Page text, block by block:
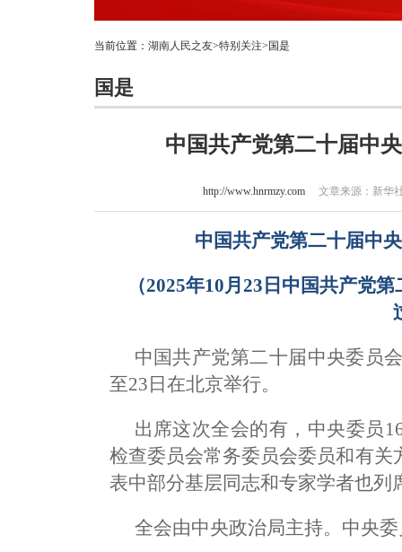
当前位置： 湖南人民之友>特别关注>国是
国是
中国共产党第二十届中
http://www.hnrmzy.com 文章来源：新华
中国共产党第二十届中
（2025年10月23日中国共产党
中国共产党第二十届中央委员
至23日在北京举行。
出席这次全会的有，中央委员
检查委员会常务委员会委员和有
表中部分基层同志和专家学者也列
全会由中央政治局主持。中央